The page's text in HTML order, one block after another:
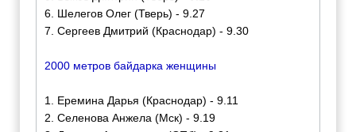
6. Шелегов Олег (Тверь) - 9.27
7. Сергеев Дмитрий (Краснодар) - 9.30
2000 метров байдарка женщины
1. Еремина Дарья (Краснодар) - 9.11
2. Селенова Анжела (Мск) - 9.19